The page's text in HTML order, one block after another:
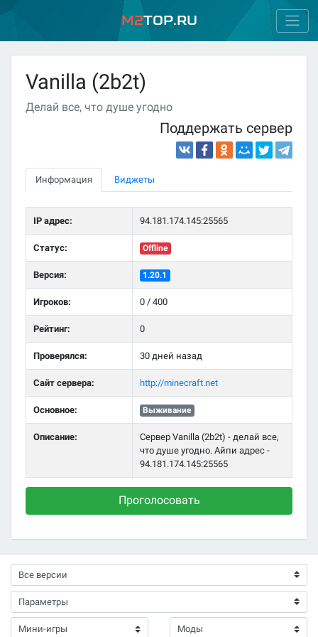
M2Top.ru
Vanilla (2b2t)
Делай все, что душе угодно
Поддержать сервер
Информация Виджеты
IP адрес: 94.181.174.145:25565
Статус: Offline
Версия: 1.20.1
Игроков: 0 / 400
Рейтинг: 0
Проверялся: 30 дней назад
Сайт сервера: http://minecraft.net
Основное: Выживание
Описание:
Сервер Vanilla (2b2t) - делай все,
что душе угодно. Айпи адрес -
94.181.174.145:25565
Проголосовать